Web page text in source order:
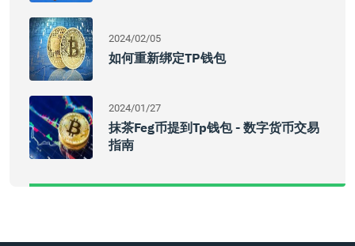
2024/02/05
如何重新绑定TP钱包
2024/01/27
抹茶feg币提到tp钱包 - 数字货币交易
指南